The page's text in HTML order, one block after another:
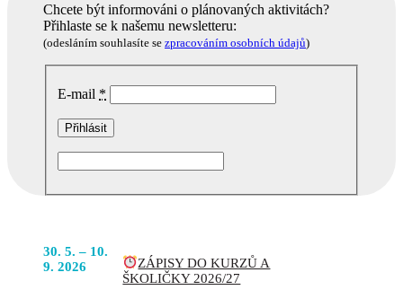
Chcete být informováni o plánovaných aktivitách?
Přihlaste se k našemu newsletteru:
(odesláním souhlasíte se zpracováním osobních údajů)
E-mail *
30. 5. – 10.
9. 2026
ZÁPISY DO KURZŮ A
ŠKOLIČKY 2026/27